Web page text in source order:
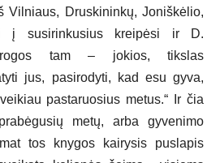
Vilniaus, Druskininkų, Joniškėlio,
į susirinkusius kreipėsi ir D.
tam – jokios, tikslas
jus, pasirodyti, kad esu gyva,
pastaruosius metus.“ Ir čia
metų, arba gyvenimo
tos knygos kairysis puslapis